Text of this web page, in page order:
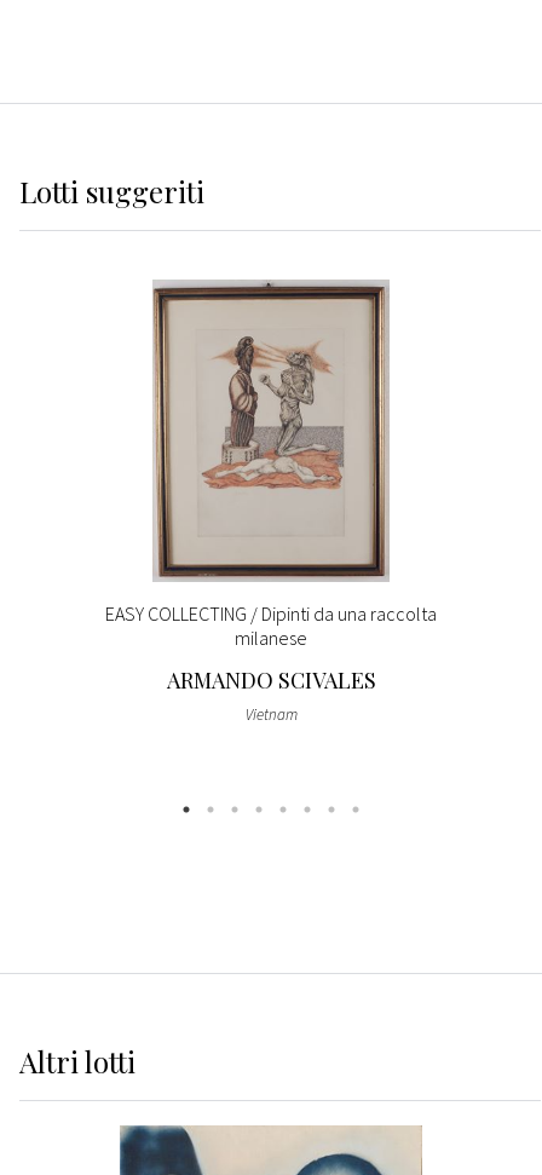
Lotti suggeriti
EASY COLLECTING / Dipinti da una raccolta
milanese
ARMANDO SCIVALES
Vietnam
Altrilotti